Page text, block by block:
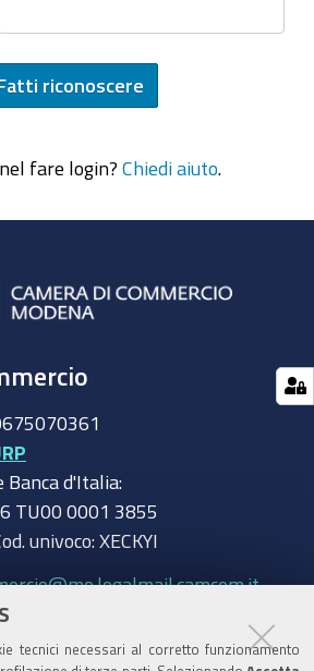
tecnici necessari al corretto funzionamento
fare login? Chiedi aiuto
Banca d'Italia:
TU00 0001 3855
univoco: XECKYI